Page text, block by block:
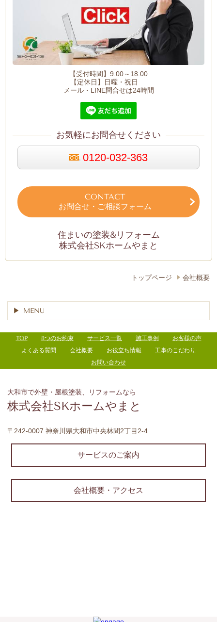
【受付時間】9:00～18:00
【定休日】日曜・祝日
メール・LINE問合せは24時間
お気軽にお問合せください
0120-032-363
CONTACT
お問合せ・ご相談フォーム
住まいの塗装&リフォーム
株式会社SKホームやまと
トップページ 会社概要
MENU
TOP 8つのお約束 サービス一覧 施工事例
お客様の声
よくある質問
会社概要 お役立ち情報
工事のこだわり
お問い合わせ
大和市で外壁・屋根塗装、リフォームなら
株式会社SKホームやまと
〒242-0007 神奈川県大和市中央林間2丁目2-4
サービスのご案内
会社概要・アクセス